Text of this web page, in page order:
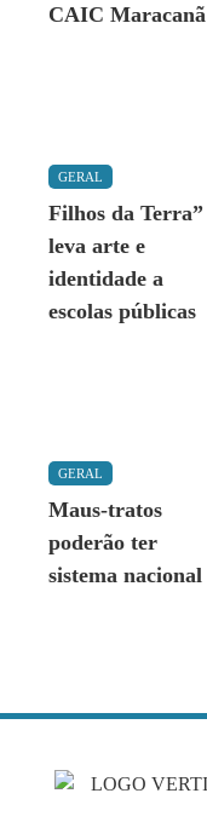
CAIC Maracanã
GERAL
Filhos da Terra”
leva arte e
identidade a
escolas públicas
GERAL
Maus-tratos
poderão ter
sistema nacional